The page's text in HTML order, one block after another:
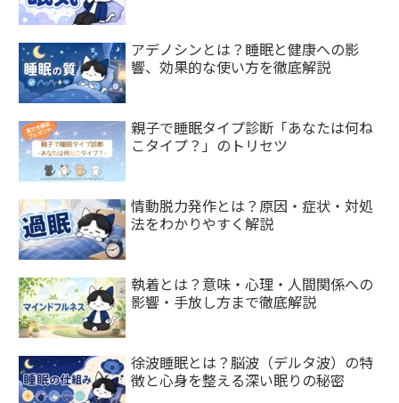
アデノシンとは？睡眠と健康への影
響、効果的な使い方を徹底解説
親子で睡眠タイプ診断「あなたは何ね
こタイプ？」のトリセツ
情動脱力発作とは？原因・症状・対処
法をわかりやすく解説
執着とは？意味・心理・人間関係への
影響・手放し方まで徹底解説
徐波睡眠とは？脳波（デルタ波）の特
徴と心身を整える深い眠りの秘密